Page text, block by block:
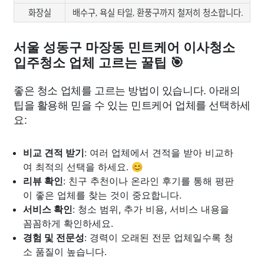
화장실
배수구, 욕실 타일, 환풍구까지 철저히 청소합니다.
서울 성동구 마장동 민트케어 이사청소
입주청소 업체 고르는 꿀팁 🎯
좋은 청소 업체를 고르는 방법이 있습니다. 아래의
팁을 활용해 믿을 수 있는 민트케어 업체를 선택하세
요:
비교 견적 받기: 여러 업체에서 견적을 받아 비교하
여 최적의 선택을 하세요. 😊
리뷰 확인: 친구 추천이나 온라인 후기를 통해 평판
이 좋은 업체를 찾는 것이 중요합니다.
서비스 확인: 청소 범위, 추가 비용, 서비스 내용을
꼼꼼하게 확인하세요.
경험 및 전문성: 경력이 오래된 전문 업체일수록 청
소 품질이 높습니다.